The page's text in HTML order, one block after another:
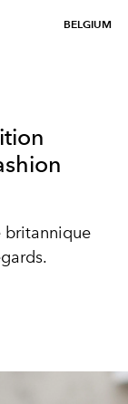
BELGIUM
britannique